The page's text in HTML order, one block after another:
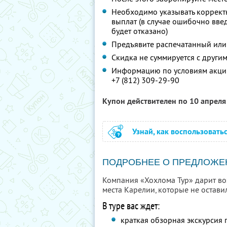
Необходимо указывать
выплат (в случае ошибочно
будет отказано)
Предъявите распечатанный
Скидка не суммируется с
Информацию по условиям
+7 (812) 309-29-90
Купон действителен по 10
Узнай, как
ПОДРОБНЕЕ О
Компания «Хохлома Тур» дарит
места Карелии, которые не
В туре вас ждет:
краткая обзорная